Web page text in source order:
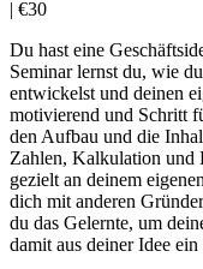
| €30
Du hast eine
Seminar lernst du, wie
entwickelst und deinen
motivierend und Schritt
den Aufbau und die
Zahlen, Kalkulation und
gezielt an deinem
dich mit anderen
du das Gelernte, um
damit aus deiner Idee